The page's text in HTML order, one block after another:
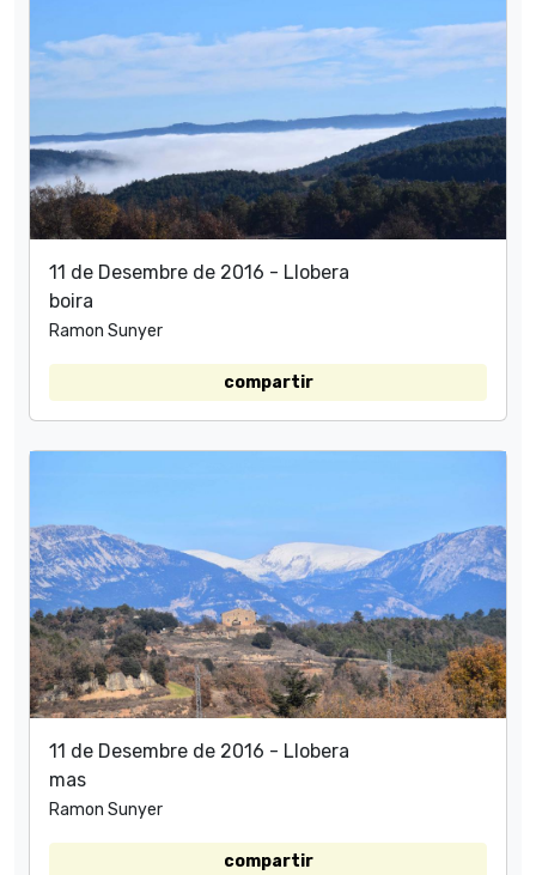
11 de Desembre de 2016 - Llobera
boira
Ramon Sunyer
compartir
11 de Desembre de 2016 - Llobera
mas
Ramon Sunyer
compartir